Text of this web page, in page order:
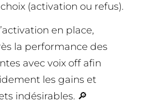
(activation ou refus).
en place,
la performance des
avec voix off afin
les gains et
indésirables. 🔎